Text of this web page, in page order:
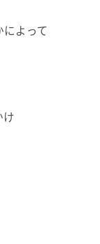
よって
け